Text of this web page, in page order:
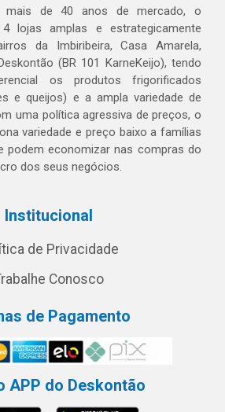
mais de 40 anos de mercado, o
lojas amplas e estrategicamente
da Imbiribeira, Casa Amarela,
(BR 101 KarneKeijo), tendo
os produtos frigorificados
e queijos) e a ampla variedade de
uma política agressiva de preços, o
variedade e preço baixo a famílias
podem economizar nas compras do
dos seus negócios.
Institucional
de Privacidade
Conosco
de Pagamento
APP do Deskontão